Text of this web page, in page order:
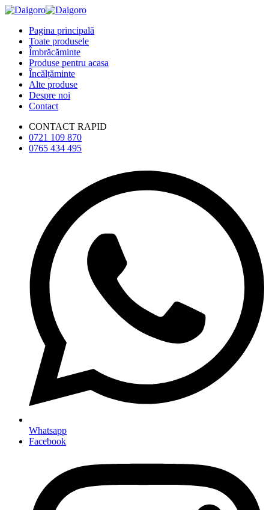
Pagina principală
Toate produsele
Îmbrăcăminte
Produse pentru acasa
Încălțăminte
Alte produse
Despre noi
Contact
CONTACT RAPID
0721 109 870
0765 434 495
Whatsapp
Facebook